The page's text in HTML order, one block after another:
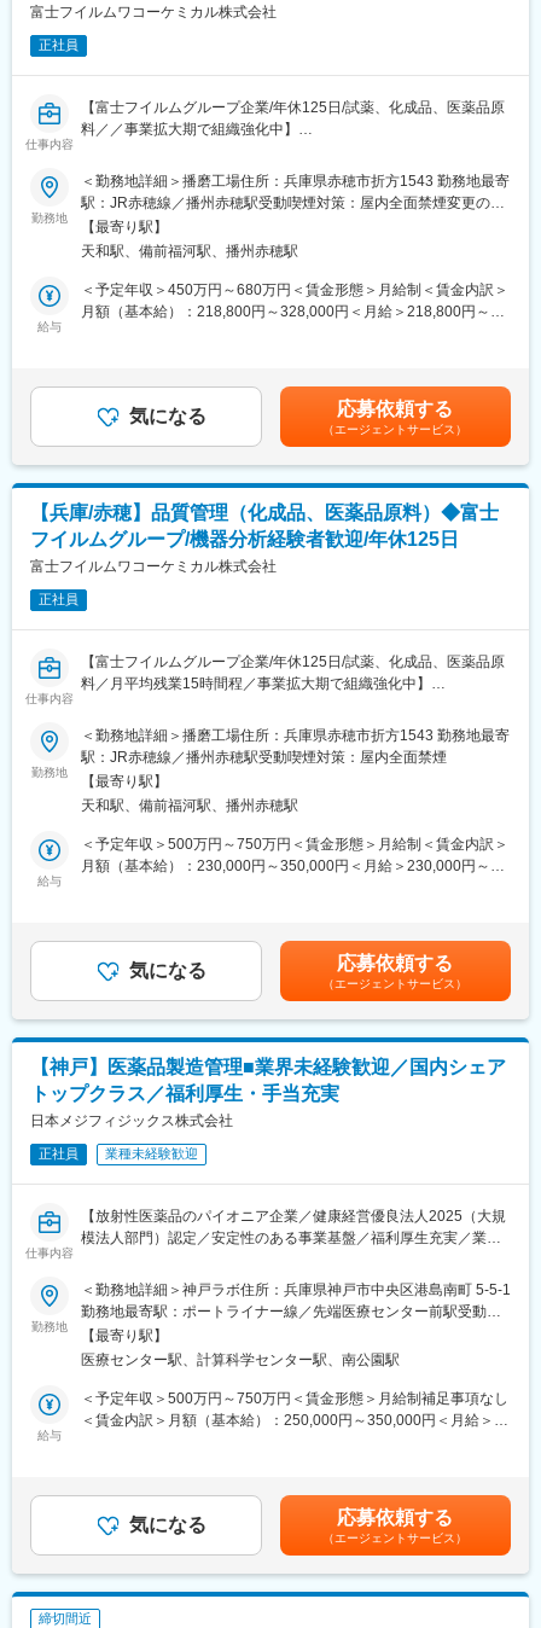
大幅にシフトが変わる訳ではなく、基本的には提示させて頂いて
おりますシフトから30分単位で変更となります。
【やりがい】
出荷された薬は、その日の内に患者さんに投与され検査が行われ
ます。その検査結果は癌の早期発見につながり、治療方針の決定
に大きな影響を及ぼします。質の高い製品を作ることができれ
仕事です。
【放射性医薬品とは】
ごく弱い放射線を出す成分を含んだ薬のことです。診断や治療に
に作られており、診断では、集まった場所から出る放射線をカメ
ラで測り、体の状態を画像で確認できるようになっています。
富士フイルムワコーケミカル株式会社
正社員
仕事内容
【富士フイルムグループ企業/年休125日/試薬、化成品、医薬品原
料／／事業拡大期で組織強化中】
造・販売を行っている弊社にて品質管理業務をご担当していただ
きます。
■業務内容：
・検査・測定・試薬の管理や検査計画の立案等、当社の品質管理
業務全般をお任せします。工場で最先端の技術開発に関われるポ
ジションです。
・工場内検査・最終検査の実施と結果評価など
・品質管理職としてスキル・経験に応じた業務をお任せします。
つ丁寧にお教えいたしますので、安心して業務を学んで頂ける環
境です。
■魅力：
・完全週休2日制で年間休日125日。月平均残業時間も15ｈ程度と
ライフワークバランスを充実できる環境です。
・社内基準を満たしている方であれば、独身寮へ入居または世帯
手当支給がございます。
■活かせる経験・スキル：
◎有機化学／生化学に関する知識・経験
◎業界を問わず品質管理の経験
◎GMPの知見
◎当社では「高品質なファインケミカル材料」や「医薬品原薬・
中間体」を、富士フイルムグループの内外を問わず幅広いお客様
り、2022年4月に4つの新工場を稼働開始しており事業拡大中で
す。
変更の範囲：会社の定める業務
勤務地
＜勤務地詳細＞播磨工場住所：兵庫県赤穂市折方1543 勤務地最寄
駅：JR赤穂線／播州赤穂駅受動喫煙対策：屋内全面禁煙変更の範
囲：会社の定める事業所
【最寄り駅】
天和駅、備前福河駅、播州赤穂駅
給与
＜予定年収＞450万円～680万円＜賃金形態＞月給制＜賃金内訳＞
月額（基本給）：218,800円～328,000円＜月給＞218,800円～
手当＋借家補助＋扶養手当)717万円/40歳(月給35万4千円＋賞与＋
世帯手当＋借家補助＋扶養手当)賃金はあくまでも目安の金額であ
り、選考を通じて上下する可能性があります。月給(月額)は固定手
当を含めた表記です。
気になる 応募依頼する
（エージェントサービス）
【兵庫/赤穂】品質管理（化成品、医薬品原料）◆富士
フイルムグループ/機器分析経験者歓迎/年休125日
富士フイルムワコーケミカル株式会社
正社員
仕事内容
【富士フイルムグループ企業/年休125日/試薬、化成品、医薬品原
料／月平均残業15時間程／事業拡大期で組織強化中】
造・販売を行っている弊社にて品質管理業務をご担当していただ
きます。
■業務内容：
・検査・測定・試薬の管理や検査計画の立案等、当社の品質管理
業務全般をお任せします。工場で最先端の技術開発に関われるポ
ジションです。
・工場内検査・最終検査の実施と結果評価など
・品質管理職としてスキル・経験に応じた業務をお任せします。
有しています。
■入社後の流れ:
・ご入社後は先輩社員とのOJTにて業務を学んで頂きます。1つ1
つ丁寧にお教えいたしますので、安心して業務を学んで頂ける環
境です。
■魅力：
・完全週休2日制で年間休日125日。月平均残業時間も15ｈ程度と
ライフワークバランスを充実できる環境です。
手当支給がございます。
■活かせる経験・スキル：
◎薬剤師有資格者
◎業界を問わず品質管理の経験
◎GMPの知見
中間体」を、富士フイルムグループの内外を問わず幅広いお客様
に提供しております。また、富士フイルム和光純薬工業ブランド
の試薬の製造も行っております。
◎医薬品や半導体材料等の製造受諾への増加などの追い風もあ
り、2022年4月に4つの新工場を稼働開始しており事業拡大中で
す。
勤務地
＜勤務地詳細＞播磨工場住所：兵庫県赤穂市折方1543 勤務地最寄
駅：JR赤穂線／播州赤穂駅受動喫煙対策：屋内全面禁煙
【最寄り駅】
天和駅、備前福河駅、播州赤穂駅
給与
＜予定年収＞500万円～750万円＜賃金形態＞月給制＜賃金内訳＞
月額（基本給）：230,000円～350,000円＜月給＞230,000円～
気になる 応募依頼する
（エージェントサービス）
【神戸】医薬品製造管理■業界未経験歓迎／国内シェア
トップクラス／福利厚生・手当充実
日本メジフィジックス株式会社
正社員 業種未経験歓迎
仕事内容
【放射性医薬品のパイオニア企業／健康経営優良法人2025（大規
模法人部門）認定／安定性のある事業基盤／福利厚生充実／業界
■職務内容
以下業務をご担当頂きます。ご入社後はOJT形式で先輩社員が付
き添いながら機械操作や医薬品製造業務をレクチャー致します。
・放射性医薬品の製造（製造作業だけでなく管理業務、開発業務
を含む）
・治験薬製造管理 等
・22:00～翌6:30、0:00～8:30、3:30～12:00、2:00～10:30、
勤務地
＜勤務地詳細＞神戸ラボ住所：兵庫県神戸市中央区港島南町 5-5-1
勤務地最寄駅：ポートライナー線／先端医療センター前駅受動喫
煙対策：屋内全面禁煙変更の範囲：会社の定める事業所
【最寄り駅】
医療センター駅、計算科学センター駅、南公園駅
給与
＜予定年収＞500万円～750万円＜賃金形態＞月給制補足事項なし
＜賃金内訳＞月額（基本給）：250,000円～350,000円＜月給＞
績のターゲット100％達成の場合支給■昇給：年1回賃金はあくま
でも目安の金額であり、選考を通じて上下する可能性がありま
す。月給(月額)は固定手当を含めた表記です。
気になる 応募依頼する
（エージェントサービス）
締切間近